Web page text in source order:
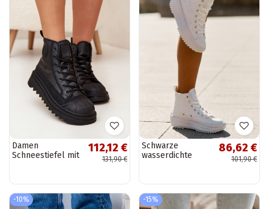
Damen
Schneestiefel mit
Braun Tai turirinna
112,12 €
131,90 €
Schwarze
wasserdichte
86,62 €
101,90 €
-10% -15%